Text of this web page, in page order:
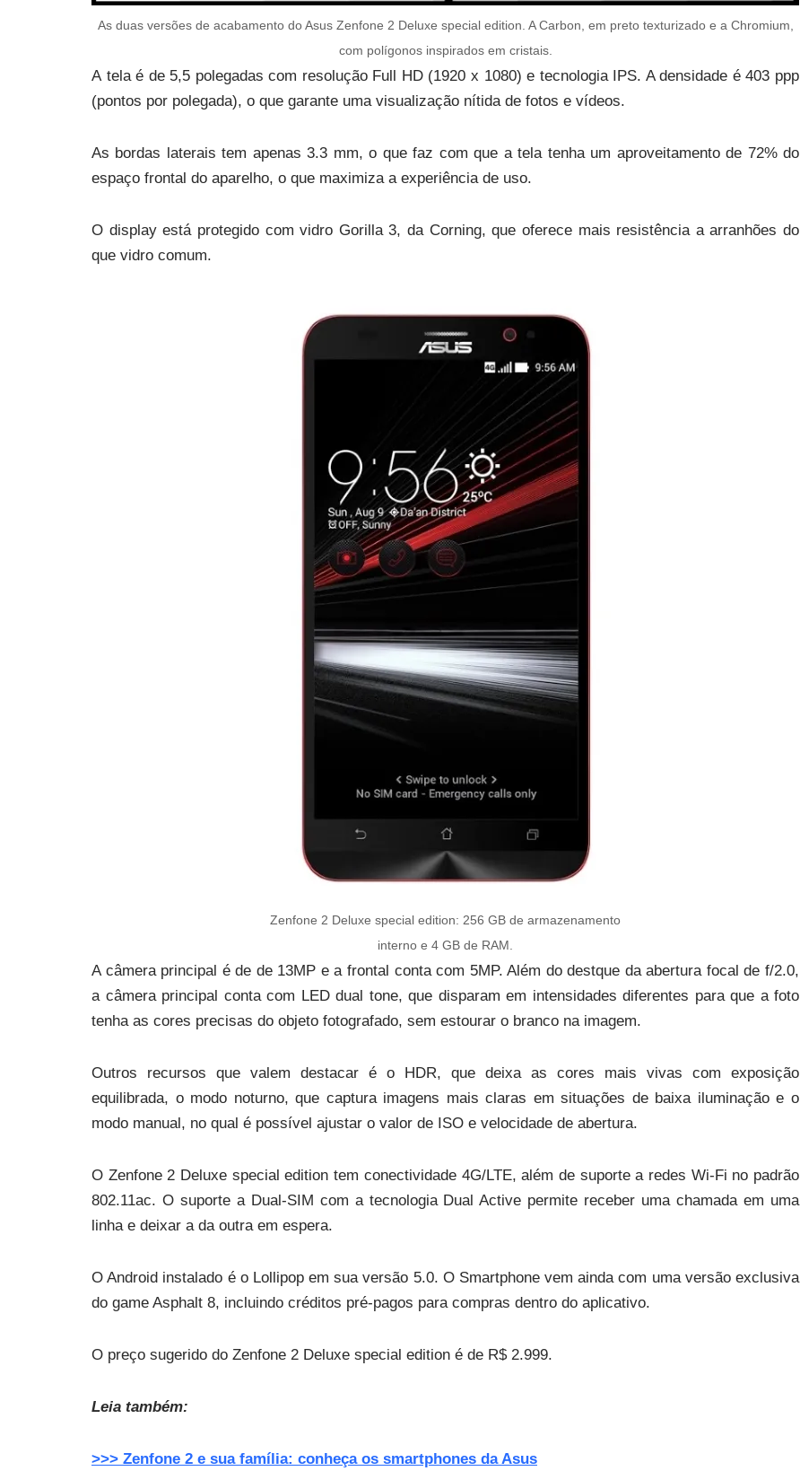
As duas versões de acabamento do Asus Zenfone 2 Deluxe special edition. A Carbon, em preto texturizado e a Chromium,
com polígonos inspirados em cristais.
A tela é de 5,5 polegadas com resolução Full HD (1920 x 1080) e tecnologia IPS. A densidade é 403 ppp
(pontos por polegada), o que garante uma visualização nítida de fotos e vídeos.
As bordas laterais tem apenas 3.3 mm, o que faz com que a tela tenha um aproveitamento de 72% do
espaço frontal do aparelho, o que maximiza a experiência de uso.
O display está protegido com vidro Gorilla 3, da Corning, que oferece mais resistência a arranhões do
que vidro comum.
Zenfone 2 Deluxe special edition: 256 GB de armazenamento
interno e 4 GB de RAM.
A câmera principal é de de 13MP e a frontal conta com 5MP. Além do destque da abertura focal de f/2.0,
a câmera principal conta com LED dual tone, que disparam em intensidades diferentes para que a foto
tenha as cores precisas do objeto fotografado, sem estourar o branco na imagem.
Outros recursos que valem destacar é o HDR, que deixa as cores mais vivas com exposição
equilibrada, o modo noturno, que captura imagens mais claras em situações de baixa iluminação e o
modo manual, no qual é possível ajustar o valor de ISO e velocidade de abertura.
O Zenfone 2 Deluxe special edition tem conectividade 4G/LTE, além de suporte a redes Wi-Fi no padrão
802.11ac. O suporte a Dual-SIM com a tecnologia Dual Active permite receber uma chamada em uma
linha e deixar a da outra em espera.
O Android instalado é o Lollipop em sua versão 5.0. O Smartphone vem ainda com uma versão exclusiva
do game Asphalt 8, incluindo créditos pré-pagos para compras dentro do aplicativo.
O preço sugerido do Zenfone 2 Deluxe special edition é de R$ 2.999.
Leia também:
>>> Zenfone 2 e sua família: conheça os smartphones da Asus